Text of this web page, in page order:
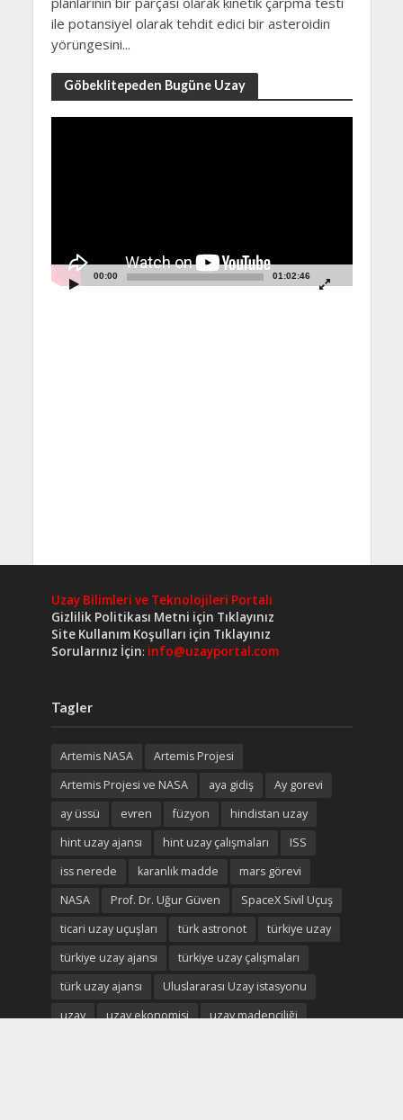
ile potansiyel olarak tehdit edici bir asteroidin
yörüngesini...
Göbeklitepeden Bugüne Uzay
00:00 01:02:46
Uzay Bilimleri ve Teknolojileri Portalı
Gizlilik Politikası Metni için Tıklayınız
Site Kullanım Koşulları için Tıklayınız
Sorularınız İçin: info@uzayportal.com
Tagler
Artemis NASA
Artemis Projesi
Artemis Projesi ve NASA
aya gidiş
Ay gorevi
ay üssü
evren füzyon
hindistan uzay
hint uzay ajansı
hint uzay çalışmaları
ISS
iss nerede
karanlık madde
mars görevi
NASA
Prof. Dr. Uğur Güven
SpaceX Sivil Uçuş
ticari uzay uçuşları
türk astronot
türkiye uzay
türkiye uzay ajansı
türkiye uzay çalışmaları
türk uzay ajansı
Uluslararası Uzay istasyonu
uzay
uzay ekonomisi
uzay madenciliği